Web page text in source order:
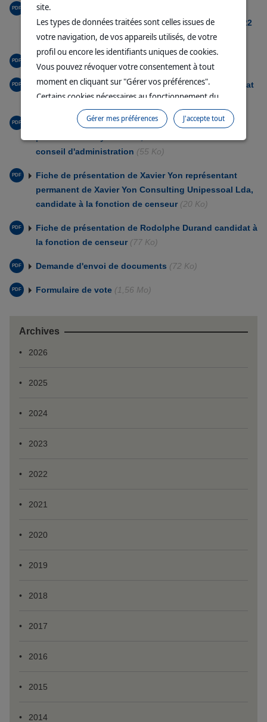
Déclaration du nombre total de droits de vote et du
nombre d'actions composant le capital au 9 mai 2022
(36 Ko)
Brochure actionnaires
Fiche de présentation de Pierre Madelpuech candidat
au conseil d'administration (68 Ko)
Fiche de présentation de Cyrille Petit représentant
conseil d'administration (55 Ko)
Fiche de présentation de Xavier Yon représentant
permanent de Xavier Yon Consulting Unipessoal Lda,
candidate à la fonction de censeur (20 Ko)
Fiche de présentation de Rodolphe Durand candidat à
la fonction de censeur (77 Ko)
Demande d'envoi de documents (72 Ko)
Formulaire de vote (1,56 Mo)
Archives
2026
2025
2024
2023
2022
2021
2020
2019
2018
2017
2016
2015
2014
site.
Les types de données traitées sont celles issues de
votre navigation, de vos appareils utilisés, de votre
profil ou encore les identifiants uniques de cookies.
Vous pouvez révoquer votre consentement à tout
moment en cliquant sur "Gérer vos préférences".
Certains cookies nécessaires au fonctionnement du
site sont déposés sans votre consentement. Ils
permettent et facilitent votre navigation sur le site. En
cliquant sur “Continuer sans accepter” aucun cookie
soumis à votre consentement ne sera déposé.
Pour plus d'informations, vous pouvez consulter
Politique de protection des données
et notre
Politique cookies.
J'accepte tout
Gérer mes préférences